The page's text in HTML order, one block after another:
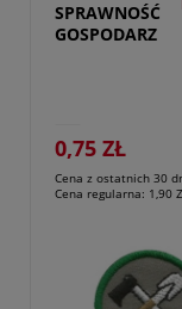
SPRAWNOŚĆ
GOSPODARZ
0,75 ZŁ
Cena z ostatnich 30
Cena regularna: 1,90